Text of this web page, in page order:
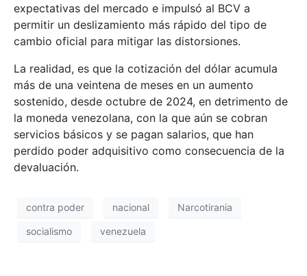
expectativas del mercado e impulsó al BCV a
permitir un deslizamiento más rápido del tipo de
cambio oficial para mitigar las distorsiones.
La realidad, es que la cotización del dólar acumula
más de una veintena de meses en un aumento
sostenido, desde octubre de 2024, en detrimento de
la moneda venezolana, con la que aún se cobran
servicios básicos y se pagan salarios, que han
perdido poder adquisitivo como consecuencia de la
devaluación.
contra poder nacional Narcotirania
socialismo venezuela